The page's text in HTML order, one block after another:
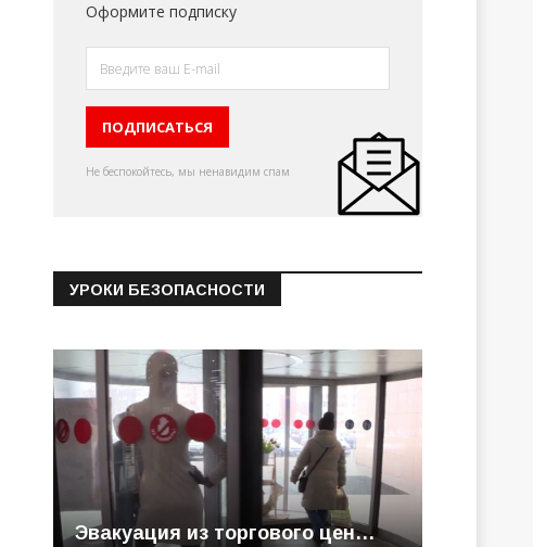
Оформите подписку
Не беспокойтесь, мы ненавидим спам
УРОКИ БЕЗОПАСНОСТИ
Эвакуация из торгового цен…